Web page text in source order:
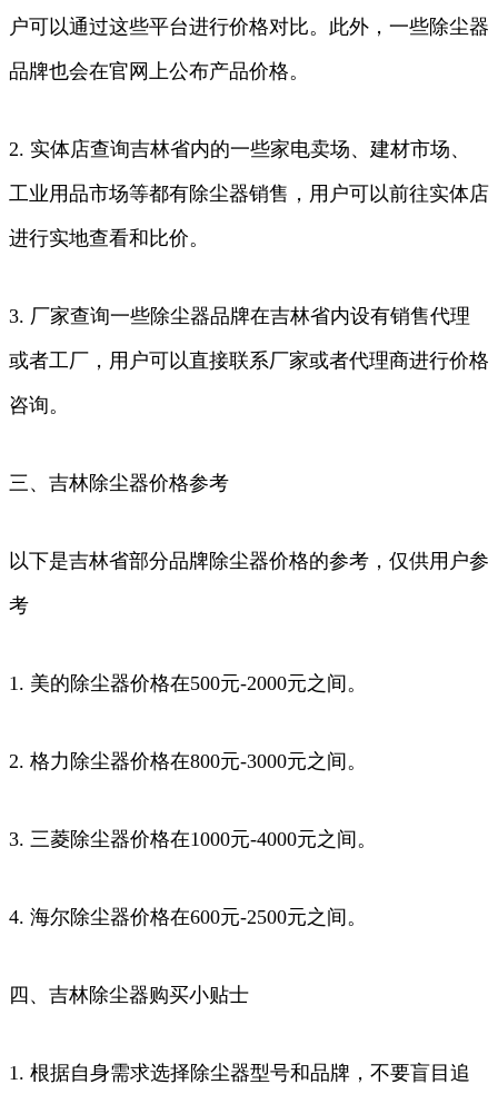
户可以通过这些平台进行价格对比。此外，一些除尘器
品牌也会在官网上公布产品价格。
2. 实体店查询吉林省内的一些家电卖场、建材市场、
工业用品市场等都有除尘器销售，用户可以前往实体店
进行实地查看和比价。
3. 厂家查询一些除尘器品牌在吉林省内设有销售代理
或者工厂，用户可以直接联系厂家或者代理商进行价格
咨询。
三、吉林除尘器价格参考
以下是吉林省部分品牌除尘器价格的参考，仅供用户参
考
1. 美的除尘器价格在500元-2000元之间。
2. 格力除尘器价格在800元-3000元之间。
3. 三菱除尘器价格在1000元-4000元之间。
4. 海尔除尘器价格在600元-2500元之间。
四、吉林除尘器购买小贴士
1. 根据自身需求选择除尘器型号和品牌，不要盲目追